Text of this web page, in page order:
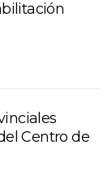
Centro de